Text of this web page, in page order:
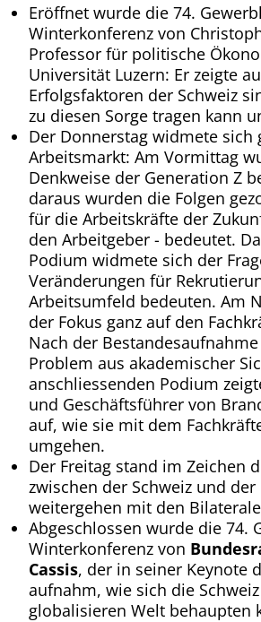
Eröffnet wurde die 74.
Winterkonferenz von
Professor für politische
Universität Luzern: Er zeigte
Erfolgsfaktoren der Schweiz
zu diesen Sorge tragen kann
Der Donnerstag widmete sich
Arbeitsmarkt: Am Vormittag
Denkweise der Generation Z
daraus wurden die Folgen
für die Arbeitskräfte der
den Arbeitgeber - bedeutet.
Podium widmete sich der
Veränderungen für
Arbeitsumfeld bedeuten. Am
der Fokus ganz auf den
Nach der
Problem aus akademischer
anschliessenden Podium
und Geschäftsführer von
auf, wie sie mit dem
umgehen.
Der Freitag stand im Zeichen
zwischen der Schweiz und der
weitergehen mit den
Abgeschlossen wurde die 74.
Winterkonferenz von
Cassis, der in seiner Keynote
aufnahm, wie sich die
globalisieren Welt behaupten